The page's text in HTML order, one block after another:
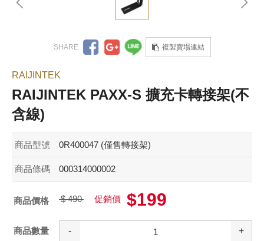
複製賣場連結
RAIJINTEK
RAIJINTEK PAXX-S 擴充卡轉接架(不
含線)
商品型號 0R400047 (僅售轉接架)
商品條碼 000314000002
商品價格 $ 490 促銷價 $199
商品數量 - +